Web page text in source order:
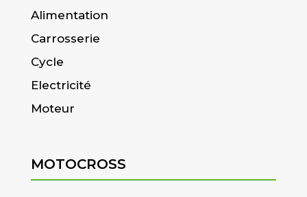
Alimentation
Carrosserie
Cycle
Electricité
Moteur
MOTOCROSS